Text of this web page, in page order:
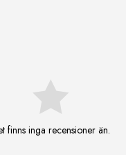
finns inga recensioner än.